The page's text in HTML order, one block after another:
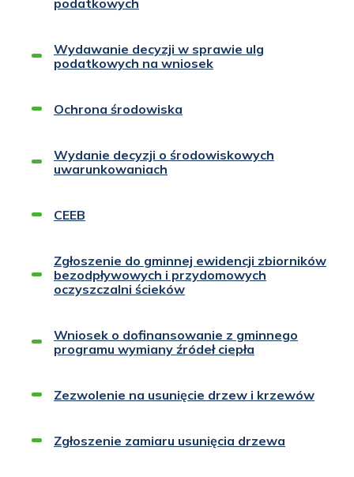
Wydawanie decyzji w sprawie ulg
podatkowych na wniosek
Ochrona środowiska
Wydanie decyzji o środowiskowych
uwarunkowaniach
CEEB
Zgłoszenie do gminnej ewidencji zbiorników
bezodpływowych i przydomowych
oczyszczalni ścieków
Wniosek o dofinansowanie z gminnego
programu wymiany źródeł ciepła
Zezwolenie na usunięcie drzew i krzewów
Zgłoszenie zamiaru usunięcia drzewa